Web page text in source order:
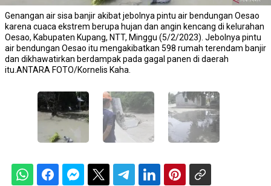
Genangan air sisa banjir akibat jebolnya pintu air bendungan Oesao
karena cuaca ekstrem berupa hujan dan angin kencang di kelurahan
Oesao, Kabupaten Kupang, NTT, Minggu (5/2/2023). Jebolnya pintu
air bendungan Oesao itu mengakibatkan 598 rumah terendam banjir
dan dikhawatirkan berdampak pada gagal panen di daerah
itu.ANTARA FOTO/Kornelis Kaha.